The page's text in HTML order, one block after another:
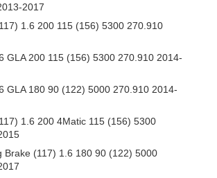
2017
1.6 200 115 (156) 5300 270.910
GLA 200 115 (156) 5300 270.910 2014-
GLA 180 90 (122) 5000 270.910 2014-
1.6 200 4Matic 115 (156) 5300
Brake (117) 1.6 180 90 (122) 5000